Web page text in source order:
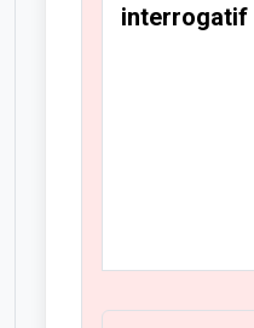
interrogatif